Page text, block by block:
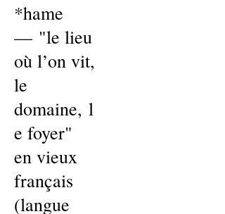
*hame
— "le lieu
où l’on vit,
le
domaine, l
e foyer"
en vieux
français
(langue